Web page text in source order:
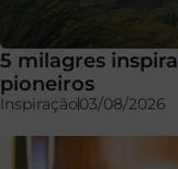
5 milagres
pioneiros
Inspiração03/08/2026